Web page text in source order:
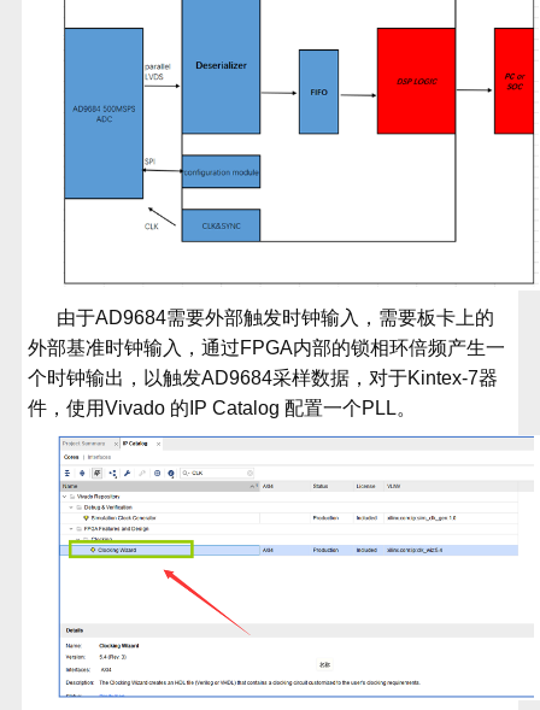
由于AD9684需要外部触发时钟输入，需要板卡上的
外部基准时钟输入，通过FPGA内部的锁相环倍频产生一
个时钟输出，以触发AD9684采样数据，对于Kintex-7器
件，使用Vivado 的 IP Catalog配置一个PLL。